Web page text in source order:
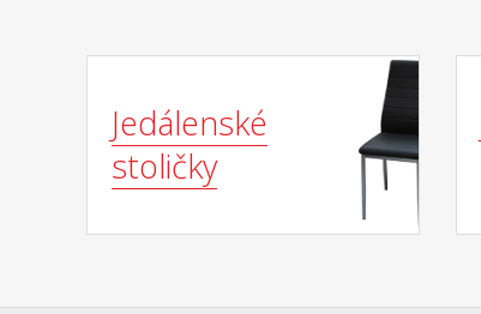
Jedálenské
stoličky